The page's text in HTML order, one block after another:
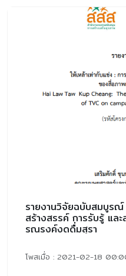
รายงานวิจัยฉบับสมบูรณ์
สร้างสรรค์ การรับรู้ แ
รณรงค์งดดื่มสุรา
โพสเมื่อ : 2021-02-18